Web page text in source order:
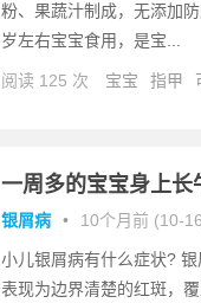
粉、果蔬汁制成，无添加
岁左右宝宝食用，是宝...
阅读 125 次 宝宝 指甲
一周多的宝宝身上
银屑病 • 10个月前 (10-
小儿银屑病有什么症状?
表现为边界清楚的红斑，